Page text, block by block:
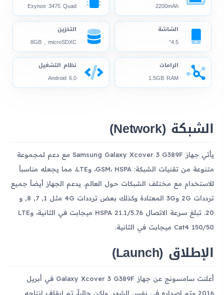
2200mAh
Exynos 3475 Quad
الشاشة
4.5"
التخزين
8GB , microSDXC
الرامات
1.5GB RAM
نظام التشغيل
Android 6.0
الشبكة (Network)
يأتي جهاز Samsung Galaxy Xcover 3 G389F مع دعم لمجموعة
متنوعة من تقنيات الشبكة: GSM، HSPA، وLTE، مما يجعله مناسباً
للاستخدام مع مختلف الشبكات حول العالم. يدعم الجهاز أيضاً جميع
ترددات 2G و3G المعتادة وكذلك بعض ترددات 4G مثل 1, 7, 8, و
20. تبلغ سرعة الاتصال HSPA 21.1/5.76 ميجابت في الثانية، وLTE
Cat4 150/50 ميجابت في الثانية.
الإطلاق (Launch)
أعلنت سامسونج عن جهاز Galaxy Xcover 3 G389F في أبريل
2016 وتم إصداره في نفس الشهر. ولكن حالياً، تم إيقاف إنتاجه